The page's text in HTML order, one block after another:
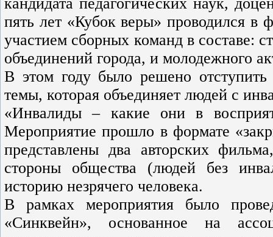
пять лет «Кубок веры» проводился в
участием сборных команд в составе:
объединений города, и молодежного
В этом году было решено
темы, которая объединяет людей с
«Инвалиды – какие они в
Мероприятие прошло в формате
представлены два авторских
стороны общества (людей без
историю незрячего человека.
В рамках мероприятия было
«Синквейн», основанное на